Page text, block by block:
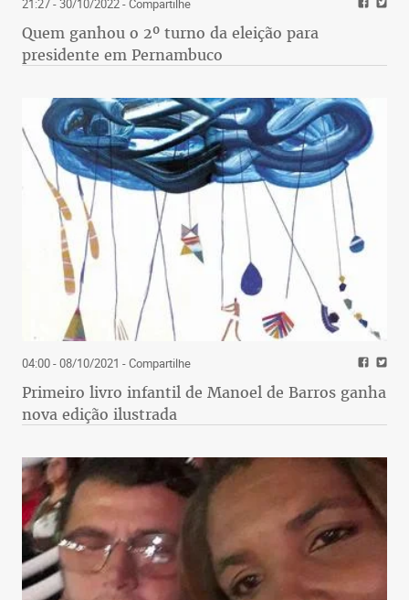
21:27 - 30/10/2022- Compartilhe
Quem ganhou o 2º turno da eleição para
presidente em Pernambuco
04:00 - 08/10/2021 - Compartilhe
Primeiro livro infantil de Manoel de Barros ganha
nova edição ilustrada